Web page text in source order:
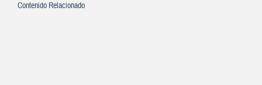
Contenido Relacionado